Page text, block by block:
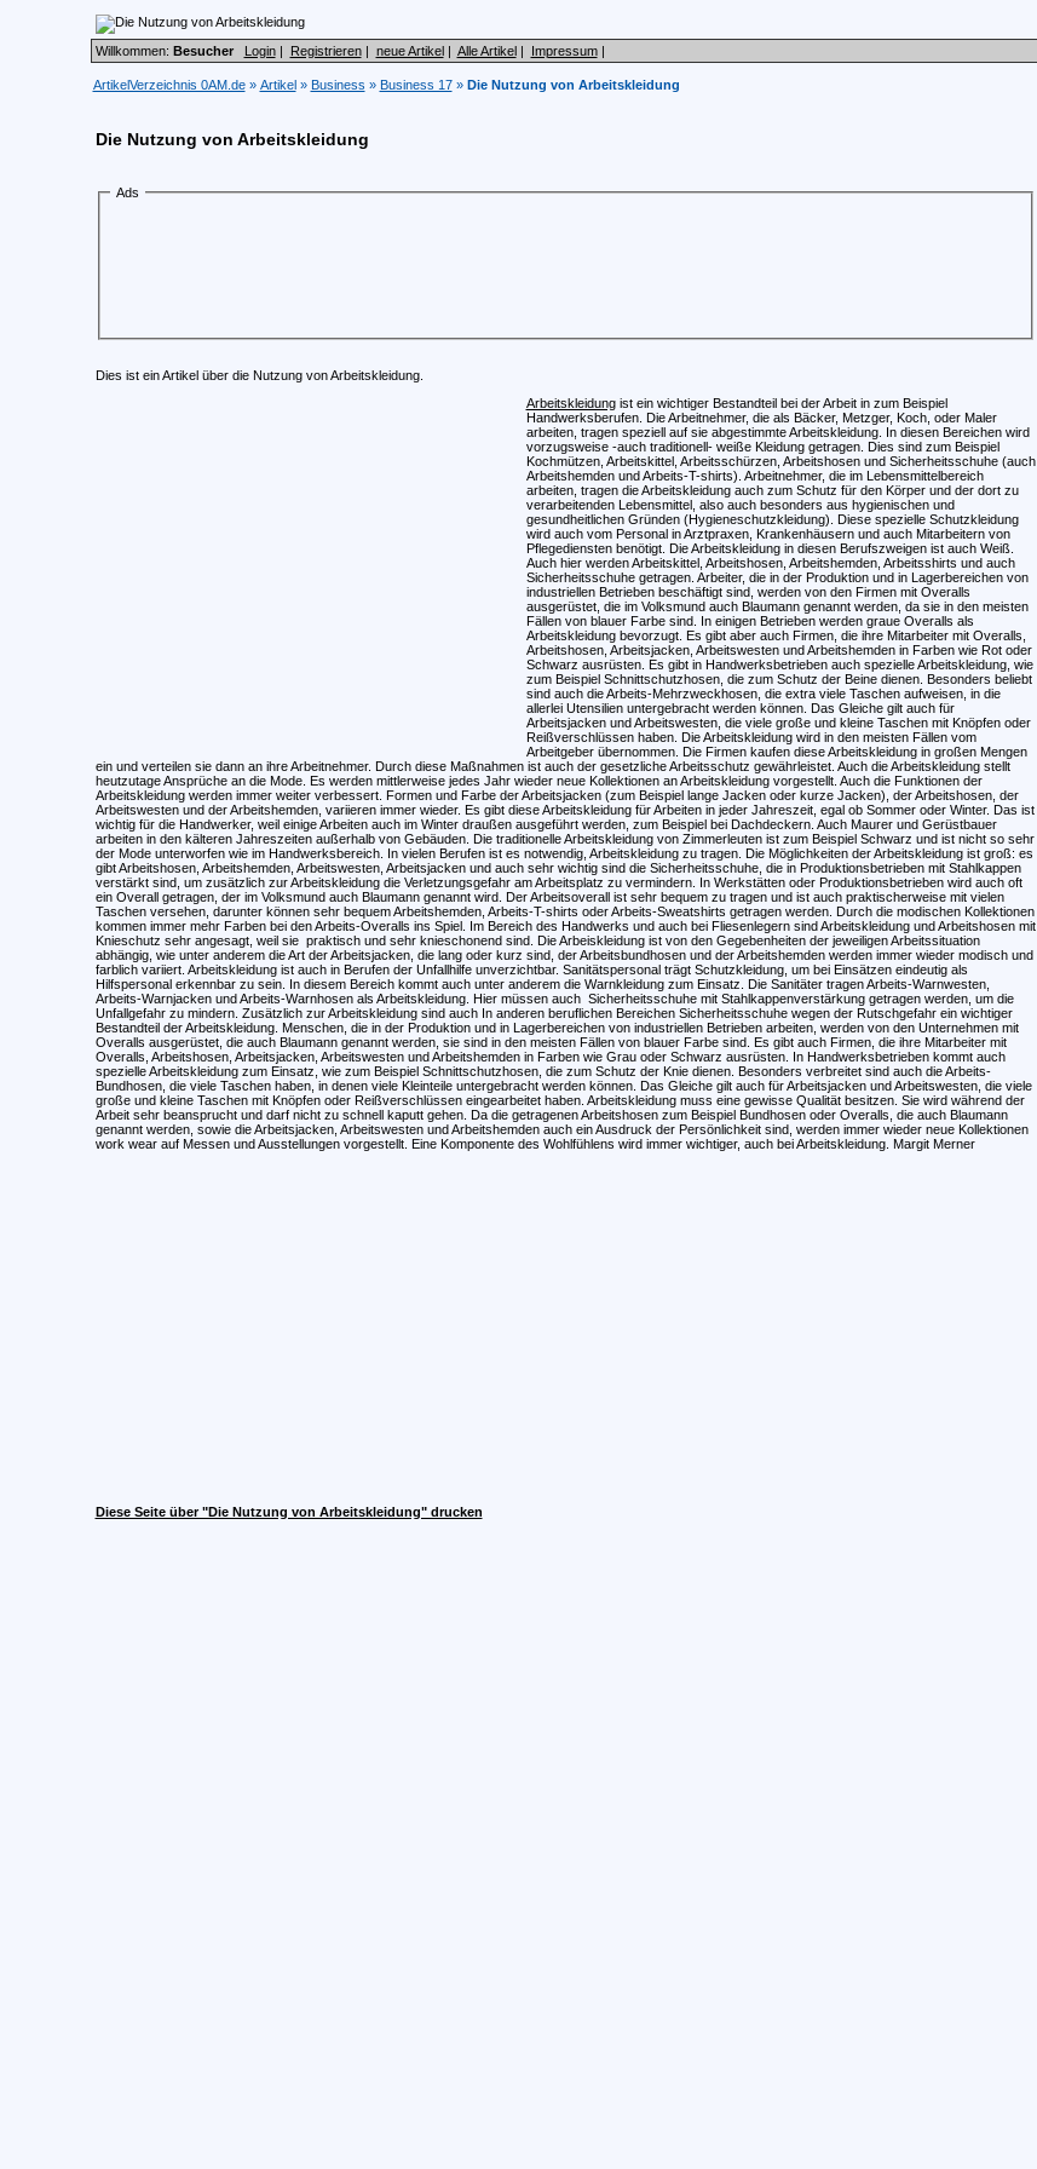
Willkommen: Besucher Login| Registrieren| neue Artikel| Alle Artikel| Impressum|
ArtikelVerzeichnis 0AM.de» Artikel» Business » Business 17» Die Nutzung von Arbeitskleidung
Die Nutzung von Arbeitskleidung
Ads
Dies ist ein Artikel über die Nutzung von Arbeitskleidung.
Arbeitskleidungist ein wichtiger Bestandteil bei der Arbeit in zum Beispiel
Handwerksberufen. Die Arbeitnehmer, die als Bäcker, Metzger, Koch, oder Maler
arbeiten, tragen speziell auf sie abgestimmte Arbeitskleidung. In diesen Bereichen wird
vorzugsweise -auch traditionell- weiße Kleidung getragen. Dies sind zum Beispiel
Kochmützen, Arbeitskittel, Arbeitsschürzen, Arbeitshosen und Sicherheitsschuhe (auch
Arbeitshemden und Arbeits-T-shirts). Arbeitnehmer, die im Lebensmittelbereich
arbeiten, tragen die Arbeitskleidung auch zum Schutz für den Körper und der dort zu
verarbeitenden Lebensmittel, also auch besonders aus hygienischen und
gesundheitlichen Gründen (Hygieneschutzkleidung). Diese spezielle Schutzkleidung
wird auch vom Personal in Arztpraxen, Krankenhäusern und auch Mitarbeitern von
Pflegediensten benötigt. Die Arbeitskleidung in diesen Berufszweigen ist auch Weiß.
Auch hier werden Arbeitskittel, Arbeitshosen, Arbeitshemden, Arbeitsshirts und auch
Sicherheitsschuhe getragen. Arbeiter, die in der Produktion und in Lagerbereichen von
industriellen Betrieben beschäftigt sind, werden von den Firmen mit Overalls
ausgerüstet, die im Volksmund auch Blaumann genannt werden, da sie in den meisten
Fällen von blauer Farbe sind. In einigen Betrieben werden graue Overalls als
Arbeitskleidung bevorzugt. Es gibt aber auch Firmen, die ihre Mitarbeiter mit Overalls,
Arbeitshosen, Arbeitsjacken, Arbeitswesten und Arbeitshemden in Farben wie Rot oder
Schwarz ausrüsten. Es gibt in Handwerksbetrieben auch spezielle Arbeitskleidung, wie
zum Beispiel Schnittschutzhosen, die zum Schutz der Beine dienen. Besonders beliebt
sind auch die Arbeits-Mehrzweckhosen, die extra viele Taschen aufweisen, in die
allerlei Utensilien untergebracht werden können. Das Gleiche gilt auch für
Arbeitsjacken und Arbeitswesten, die viele große und kleine Taschen mit Knöpfen oder
Reißverschlüssen haben. Die Arbeitskleidung wird in den meisten Fällen vom
Arbeitgeber übernommen. Die Firmen kaufen diese Arbeitskleidung in großen Mengen
ein und verteilen sie dann an ihre Arbeitnehmer. Durch diese Maßnahmen ist auch der gesetzliche Arbeitsschutz gewährleistet. Auch die Arbeitskleidung stellt
heutzutage Ansprüche an die Mode. Es werden mittlerweise jedes Jahr wieder neue Kollektionen an Arbeitskleidung vorgestellt. Auch die Funktionen der
Arbeitskleidung werden immer weiter verbessert. Formen und Farbe der Arbeitsjacken (zum Beispiel lange Jacken oder kurze Jacken), der Arbeitshosen, der
Arbeitswesten und der Arbeitshemden, variieren immer wieder. Es gibt diese Arbeitskleidung für Arbeiten in jeder Jahreszeit, egal ob Sommer oder Winter. Das ist
wichtig für die Handwerker, weil einige Arbeiten auch im Winter draußen ausgeführt werden, zum Beispiel bei Dachdeckern. Auch Maurer und Gerüstbauer
arbeiten in den kälteren Jahreszeiten außerhalb von Gebäuden. Die traditionelle Arbeitskleidung von Zimmerleuten ist zum Beispiel Schwarz und ist nicht so sehr
der Mode unterworfen wie im Handwerksbereich. In vielen Berufen ist es notwendig, Arbeitskleidung zu tragen. Die Möglichkeiten der Arbeitskleidung ist groß: es
gibt Arbeitshosen, Arbeitshemden, Arbeitswesten, Arbeitsjacken und auch sehr wichtig sind die Sicherheitsschuhe, die in Produktionsbetrieben mit Stahlkappen
verstärkt sind, um zusätzlich zur Arbeitskleidung die Verletzungsgefahr am Arbeitsplatz zu vermindern. In Werkstätten oder Produktionsbetrieben wird auch oft
ein Overall getragen, der im Volksmund auch Blaumann genannt wird. Der Arbeitsoverall ist sehr bequem zu tragen und ist auch praktischerweise mit vielen
Taschen versehen, darunter können sehr bequem Arbeitshemden, Arbeits-T-shirts oder Arbeits-Sweatshirts getragen werden. Durch die modischen Kollektionen
kommen immer mehr Farben bei den Arbeits-Overalls ins Spiel. Im Bereich des Handwerks und auch bei Fliesenlegern sind Arbeitskleidung und Arbeitshosen mit
Knieschutz sehr angesagt, weil sie praktisch und sehr knieschonend sind. Die Arbeiskleidung ist von den Gegebenheiten der jeweiligen Arbeitssituation
abhängig, wie unter anderem die Art der Arbeitsjacken, die lang oder kurz sind, der Arbeitsbundhosen und der Arbeitshemden werden immer wieder modisch und
farblich variiert. Arbeitskleidung ist auch in Berufen der Unfallhilfe unverzichtbar. Sanitätspersonal trägt Schutzkleidung, um bei Einsätzen eindeutig als
Hilfspersonal erkennbar zu sein. In diesem Bereich kommt auch unter anderem die Warnkleidung zum Einsatz. Die Sanitäter tragen Arbeits-Warnwesten,
Arbeits-Warnjacken und Arbeits-Warnhosen als Arbeitskleidung. Hier müssen auch Sicherheitsschuhe mit Stahlkappenverstärkung getragen werden, um die
Unfallgefahr zu mindern. Zusätzlich zur Arbeitskleidung sind auch In anderen beruflichen Bereichen Sicherheitsschuhe wegen der Rutschgefahr ein wichtiger
Bestandteil der Arbeitskleidung. Menschen, die in der Produktion und in Lagerbereichen von industriellen Betrieben arbeiten, werden von den Unternehmen mit
Overalls ausgerüstet, die auch Blaumann genannt werden, sie sind in den meisten Fällen von blauer Farbe sind. Es gibt auch Firmen, die ihre Mitarbeiter mit
Overalls, Arbeitshosen, Arbeitsjacken, Arbeitswesten und Arbeitshemden in Farben wie Grau oder Schwarz ausrüsten. In Handwerksbetrieben kommt auch
spezielle Arbeitskleidung zum Einsatz, wie zum Beispiel Schnittschutzhosen, die zum Schutz der Knie dienen. Besonders verbreitet sind auch die Arbeits-
Bundhosen, die viele Taschen haben, in denen viele Kleinteile untergebracht werden können. Das Gleiche gilt auch für Arbeitsjacken und Arbeitswesten, die viele
große und kleine Taschen mit Knöpfen oder Reißverschlüssen eingearbeitet haben. Arbeitskleidung muss eine gewisse Qualität besitzen. Sie wird während der
Arbeit sehr beansprucht und darf nicht zu schnell kaputt gehen. Da die getragenen Arbeitshosen zum Beispiel Bundhosen oder Overalls, die auch Blaumann
genannt werden, sowie die Arbeitsjacken, Arbeitswesten und Arbeitshemden auch ein Ausdruck der Persönlichkeit sind, werden immer wieder neue Kollektionen
work wear auf Messen und Ausstellungen vorgestellt. Eine Komponente des Wohlfühlens wird immer wichtiger, auch bei Arbeitskleidung. Margit Merner
Diese Seite über "Die Nutzung von Arbeitskleidung" drucken